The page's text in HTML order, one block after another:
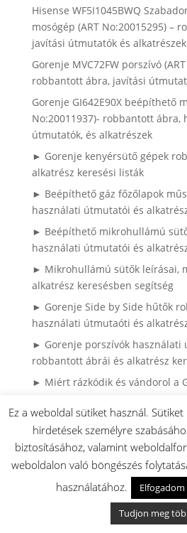
Hisense WF5I1045BWQ
mosógép (ART No:20015295) –
javítási útmutatók és alkatrészek
Gorenje MVC72FW porszívó
robbantott ábra, javítási
Gorenje GI642E90X beépíthető
No:20011937)- robbantott ábra,
útmutatók, és alkatrészek
► Gorenje kenyérsütő gépek
alkatrész keresési listák
► Beépíthető gáz főzőlapok
használati útmutatói és
► Beépíthető mikrohullámú
használati útmutatói és
► Mikrohullámú sütők leírásai,
alkatrész keresésben segítség
► Gorenje Side by Side hűtők
használati útmutaóti és
► Gorenje porszívók használati
robbantott ábrái és alkatrész
► Miért rázkódik és vándorol a
hibák, karbantartás
► Külső sütő ajtóüveg csere
sütőknél
► Gorenje hűtő ajtógumi csere
spórolhatsz tízezreket szerviz
cserélhető (hornyos) kivitel)
Ez a weboldal sütiket használ.
hirdetések személyre
biztosításához, valamint
weboldalon való böngészés
használatához.
Elfogadom
Tudjon meg